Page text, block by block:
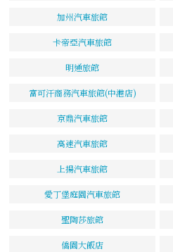
加州汽車旅館
卡帝亞汽車旅館
明通旅館
富可汗商務汽車旅館(中港店)
京鼎汽車旅館
高速汽車旅館
上揚汽車旅館
愛丁堡庭園汽車旅館
聖陶莎旅館
僑園大飯店